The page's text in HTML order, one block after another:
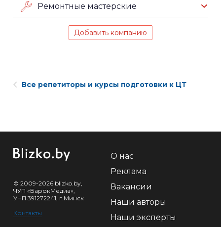
Ремонтные мастерские
Добавить компанию
Все репетиторы и курсы подготовки к ЦТ
© 2009-2026 blizko.by,
ЧУП «БарокМедиа»,
УНП 391272241, г.Минск
Контакты
О нас
Реклама
Вакансии
Наши авторы
Наши эксперты